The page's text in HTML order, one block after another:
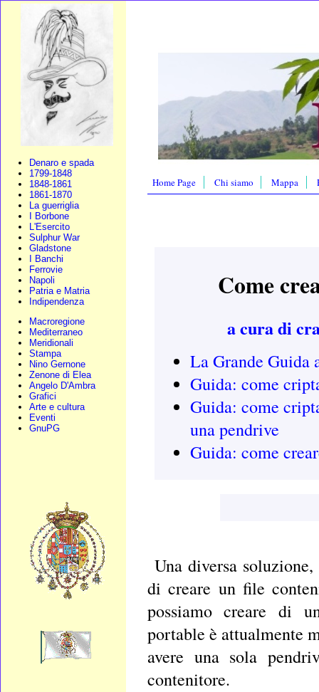
Denaro e spada
1799-1848
1848-1861
1861-1870
La guerriglia
I Borbone
L'Esercito
Sulphur War
Gladstone
I Banchi
Ferrovie
Napoli
Patria e Matria
Indipendenza
Macroregione
Mediterraneo
Meridionali
Stampa
Nino Gernone
Zenone di Elea
Angelo D'Ambra
Grafici
Arte e cultura
Eventi
GnuPG
Home Page Chi siamo Mappa
Come
a cura di
La Grande Guida
Guida: come
Guida: come
una pendrive
Guida: come
Una diversa
di creare un file
possiamo creare di
portable è attualmente
avere una sola
contenitore.